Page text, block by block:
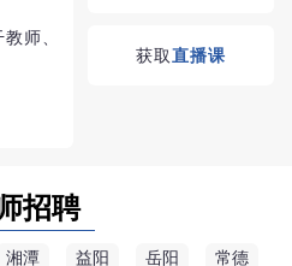
师、
获取直播课
招聘
湘潭 益阳 岳阳
常德